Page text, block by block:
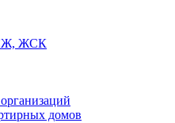
ЖСК
домов